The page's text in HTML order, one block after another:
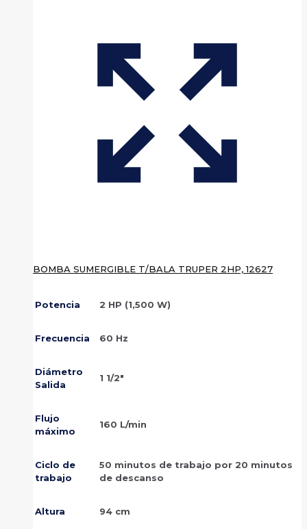
BOMBA SUMERGIBLE T/BALA TRUPER 2HP, 12627
Potencia 2 HP (1,500 W)
Frecuencia 60 Hz
Diámetro
Salida
1 1/2″
Flujo
máximo
160 L/min
Ciclo de
trabajo
50 minutos de trabajo por 20 minutos
de descanso
Altura 94 cm